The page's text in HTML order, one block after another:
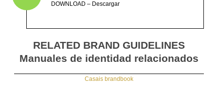
DOWNLOAD – Descargar
RELATED BRAND GUIDELINES
Manuales de identidad relacionados
Casais brandbook